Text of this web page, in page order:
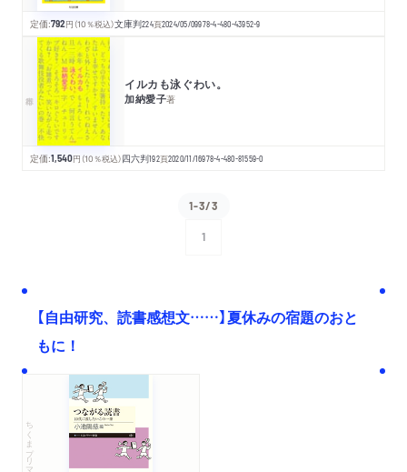
定価:792円 （10％税込）文庫判224頁2024/05/09978-4-480-43952-9
イルカも泳ぐわい。
加納愛子著
定価:1,540円 （10％税込）四六判192頁2020/11/16978-4-480-81559-0
1-3/3
1
【自由研究、読書感想文……】夏休みの宿題のおと
もに！
ちくまプリマー新書